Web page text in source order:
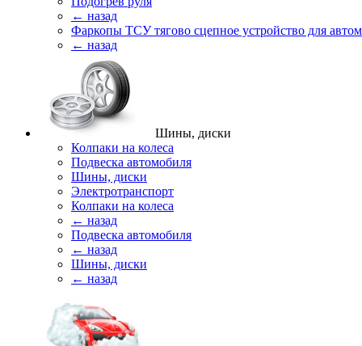
← назад
Фаркопы ТСУ тягово сцепное устройство для
← назад
Шины, диски
Колпаки на колеса
Подвеска автомобиля
Шины, диски
Электротранспорт
Колпаки на колеса
← назад
Подвеска автомобиля
← назад
Шины, диски
← назад